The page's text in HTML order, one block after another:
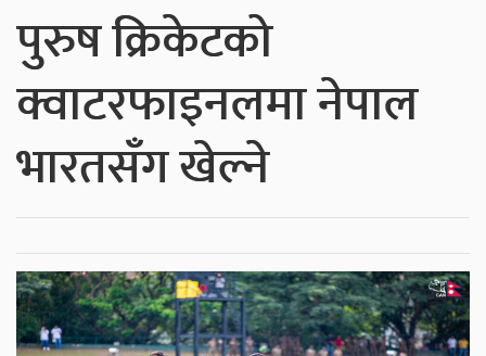
पुरुष क्रिकेटको
क्वाटरफाइनलमा नेपाल
भारतसँग खेल्ने